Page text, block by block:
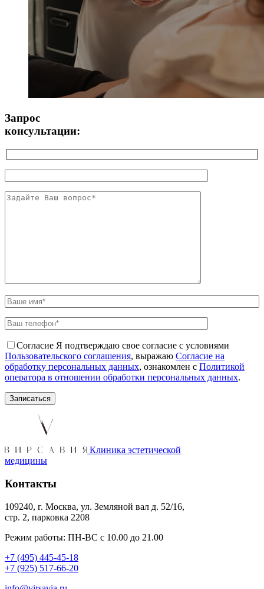
Запрос
консультации:
Согласие Я подтверждаю свое согласие с условиями
Пользовательского соглашения, выражаю Согласие на
обработку персональных данных, ознакомлен с Политикой
оператора в отношении обработки персональных данных.
Клиника эстетической
медицины
Контакты
109240, г. Москва, ул. Земляной вал д. 52/16,
стр. 2, парковка 2208
Режим работы: ПН-ВС с 10.00 до 21.00
+7 (495) 445-45-18
+7 (925) 517-66-20